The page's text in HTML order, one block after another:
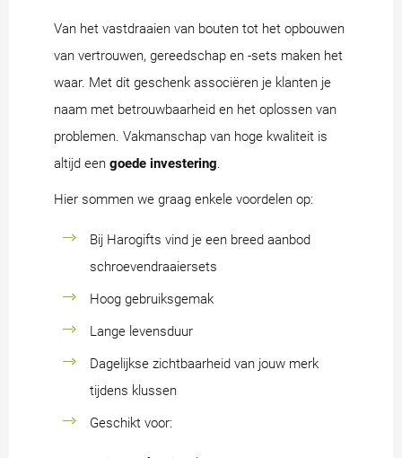
Van het vastdraaien van bouten tot het opbouwen
van vertrouwen, gereedschap en -sets maken het
waar. Met dit geschenk associëren je klanten je
naam met betrouwbaarheid en het oplossen van
problemen. Vakmanschap van hoge kwaliteit is
altijd een goede investering.
Hier sommen we graag enkele voordelen op:
Bij Harogifts vind je een breed aanbod
schroevendraaiersets
Hoog gebruiksgemak
Lange levensduur
Dagelijkse zichtbaarheid van jouw merk
tijdens klussen
Geschikt voor: